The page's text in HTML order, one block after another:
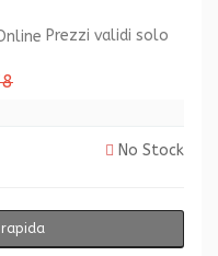
Prezzi validi solo
No Stock
rapida